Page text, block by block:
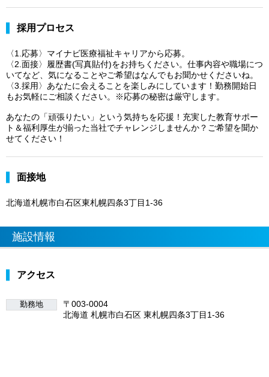
採用プロセス
〈1.応募〉マイナビ医療福祉キャリアから応募。
〈2.面接〉履歴書(写真貼付)をお持ちください。仕事内容や職場につ
いてなど、気になることやご希望はなんでもお聞かせくださいね。
〈3.採用〉あなたに会えることを楽しみにしています！勤務開始日
もお気軽にご相談ください。※応募の秘密は厳守します。
あなたの「頑張りたい」という気持ちを応援！充実した教育サポー
ト＆福利厚生が揃った当社でチャレンジしませんか？ご希望を聞か
せてください！
面接地
北海道札幌市白石区東札幌四条3丁目1-36
施設情報
アクセス
勤務地
〒003-0004
北海道 札幌市白石区 東札幌四条3丁目1-36